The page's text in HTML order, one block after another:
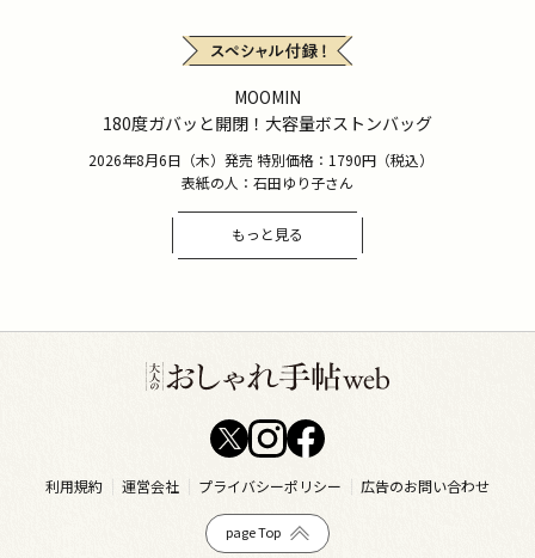
MOOMIN
180度ガバッと開閉！大容量ボストンバッグ
2026年8月6日（木）発売 特別価格：1790円（税込）
表紙の人：石田ゆり子さん
もっと見る
利用規約 運営会社 プライバシーポリシー 広告のお問い合わせ
page Top